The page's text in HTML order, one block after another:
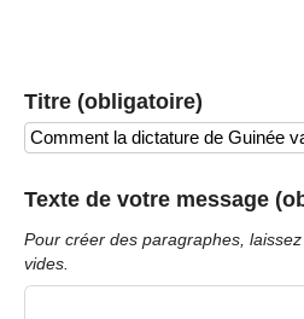
Titre (obligatoire)
Texte de votre message
Pour créer des paragraphes,
vides.